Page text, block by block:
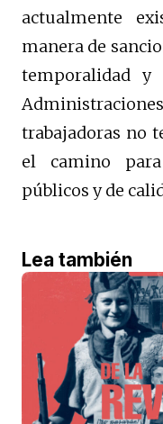
actualmente
manera de
temporalidad
trabajadoras no
el camino
públicos y de
Lea también